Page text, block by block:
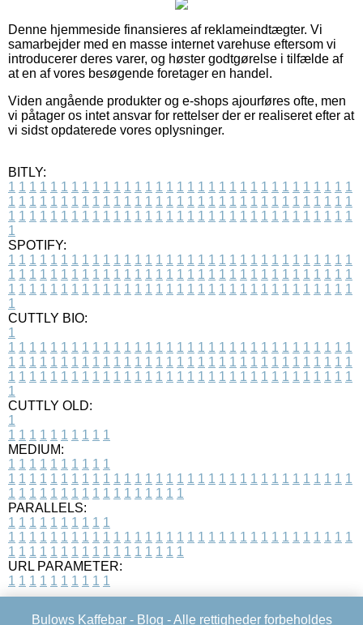
Denne hjemmeside finansieres af reklameindtægter. Vi
samarbejder med en masse internet varehuse eftersom vi
introducerer deres varer, og høster godtgørelse i tilfælde af
at en af vores besøgende foretager en handel.
Viden angående produkter og e-shops ajourføres ofte, men
vi påtager os intet ansvar for rettelser der er realiseret efter at
vi sidst opdaterede vores oplysninger.
BITLY:
1 1 1 1 1 1 1 1 1 1 1 1 1 1 1 1 1 1 1 1 1 1 1 1 1 1 1 1 1 1 1 1 1
1 1 1 1 1 1 1 1 1 1 1 1 1 1 1 1 1 1 1 1 1 1 1 1 1 1 1 1 1 1 1 1 1
1 1 1 1 1 1 1 1 1 1 1 1 1 1 1 1 1 1 1 1 1 1 1 1 1 1 1 1 1 1 1 1 1
1
SPOTIFY:
1 1 1 1 1 1 1 1 1 1 1 1 1 1 1 1 1 1 1 1 1 1 1 1 1 1 1 1 1 1 1 1 1
1 1 1 1 1 1 1 1 1 1 1 1 1 1 1 1 1 1 1 1 1 1 1 1 1 1 1 1 1 1 1 1 1
1 1 1 1 1 1 1 1 1 1 1 1 1 1 1 1 1 1 1 1 1 1 1 1 1 1 1 1 1 1 1 1 1
1
CUTTLY BIO:
1
1 1 1 1 1 1 1 1 1 1 1 1 1 1 1 1 1 1 1 1 1 1 1 1 1 1 1 1 1 1 1 1 1
1 1 1 1 1 1 1 1 1 1 1 1 1 1 1 1 1 1 1 1 1 1 1 1 1 1 1 1 1 1 1 1 1
1 1 1 1 1 1 1 1 1 1 1 1 1 1 1 1 1 1 1 1 1 1 1 1 1 1 1 1 1 1 1 1 1
1
CUTTLY OLD:
1
1 1 1 1 1 1 1 1 1 1
MEDIUM:
1 1 1 1 1 1 1 1 1 1
1 1 1 1 1 1 1 1 1 1 1 1 1 1 1 1 1 1 1 1 1 1 1 1 1 1 1 1 1 1 1 1 1
1 1 1 1 1 1 1 1 1 1 1 1 1 1 1 1 1
PARALLELS:
1 1 1 1 1 1 1 1 1 1
1 1 1 1 1 1 1 1 1 1 1 1 1 1 1 1 1 1 1 1 1 1 1 1 1 1 1 1 1 1 1 1 1
1 1 1 1 1 1 1 1 1 1 1 1 1 1 1 1 1
URL PARAMETER:
1 1 1 1 1 1 1 1 1 1
Bulows Kaffebar - Blog - Alle rettigheder forbeholdes